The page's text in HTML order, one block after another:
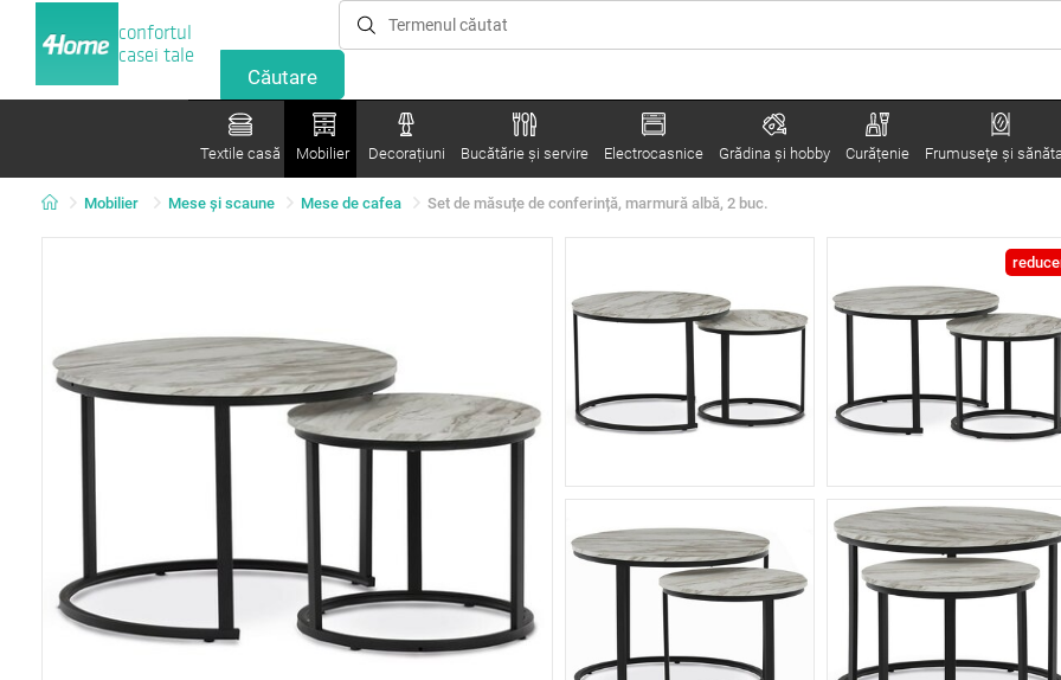
confortul
casei tale
Textile casă Mobilier Decorațiuni Bucătărie și servire Electrocasnice Grădina şi hobby Curățenie Frumuseţe şi
Mobilier Mese şi scaune Mese de cafea Set de măsuțe de conferință, marmură albă, 2 buc.